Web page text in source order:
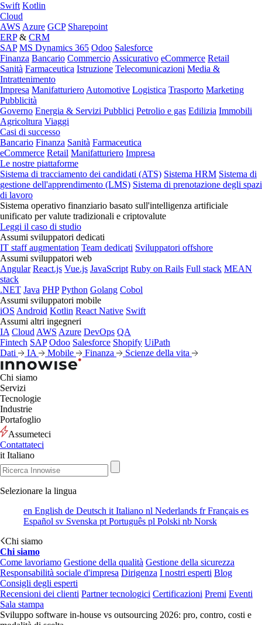
Swift Kotlin
Cloud
AWS Azure GCP Sharepoint
ERP& CRM
SAP MS Dynamics 365 Odoo Salesforce
Finanza Bancario Commercio Assicurativo eCommerce Retail
Sanità Farmaceutica Istruzione Telecomunicazioni Media &
Intrattenimento
Impresa Manifatturiero Automotive Logistica Trasporto Marketing
Pubblicità
Governo Energia & Servizi Pubblici Petrolio e gas Edilizia Immobili
Agricoltura Viaggi
Casi di successo
Bancario Finanza Sanità Farmaceutica
eCommerce Retail Manifatturiero Impresa
Le nostre piattaforme
Sistema di tracciamento dei candidati (ATS) Sistema HRM Sistema di
gestione dell'apprendimento (LMS) Sistema di prenotazione degli spazi
di lavoro
Sistema operativo finanziario basato sull'intelligenza artificiale
unificato per valute tradizionali e criptovalute
Leggi il caso di studio
Assumi sviluppatori dedicati
IT staff augmentation Team dedicati Sviluppatori offshore
Assumi sviluppatori web
Angular React.js Vue.js JavaScript Ruby on Rails Full stack MEAN
stack
.NET Java PHP Python Golang Cobol
Assumi sviluppatori mobile
iOS Android Kotlin React Native Swift
Assumi altri ingegneri
IA Cloud AWS Azure DevOps QA
Fintech SAP Odoo Salesforce Shopify UiPath
Dati
IA Mobile Finanza Scienze della vita
Chi siamo
Servizi
Tecnologie
Industrie
Portafoglio
Assumeteci
Contattateci
it Italiano
Selezionare la lingua
en English de Deutsch it Italiano nl Nederlands frFrançais es
Español sv Svenska pt Português pl Polski nb Norsk
Chi siamo
Chi siamo
Come lavoriamo Gestione della qualità Gestione della sicurezza
Responsabilità sociale d'impresa Dirigenza I nostri esperti Blog
Consigli degli esperti
Recensioni dei clienti Partner tecnologici Certificazioni Premi Eventi
Sala stampa
Sviluppo software in-house vs outsourcing 2026: pro, contro, costi e